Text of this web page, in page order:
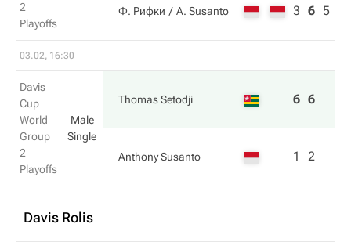
2
Playoffs
Ф. Рифки A. Susanto 3 6 5
03.02, 16:30
Davis
Cup
World
Group
2
Playoffs
Male
Single
Thomas Setodji 6 6
Anthony Susanto 1 2
Davis Rolis